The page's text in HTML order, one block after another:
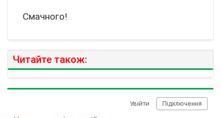
Смачного!
Читайте також: